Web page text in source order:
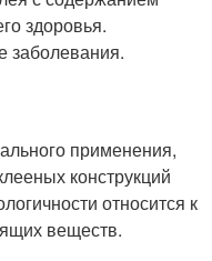
здоровья.
заболевания.
применения,
конструкций
относится к
веществ.